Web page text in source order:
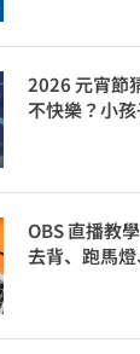
2026 元宵節
不快樂？小
OBS 直播教
去背、跑馬